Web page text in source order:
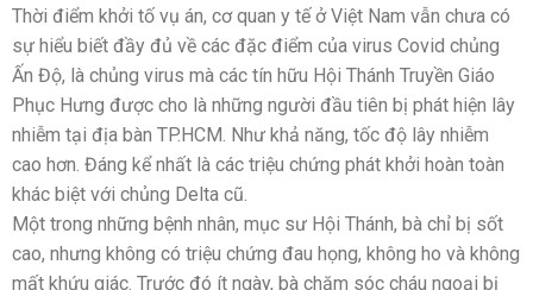
Thời điểm khởi tố vụ án, cơ quan y tế ở Việt Nam vẫn chưa có
sự hiểu biết đầy đủ về các đặc điểm của virus Covid chủng
Ấn Độ, là chủng virus mà các tín hữu Hội Thánh Truyền Giáo
Phục Hưng được cho là những người đầu tiên bị phát hiện lây
nhiễm tại địa bàn TP.HCM. Như khả năng, tốc độ lây nhiễm
cao hơn. Đáng kể nhất là các triệu chứng phát khởi hoàn toàn
khác biệt với chủng Delta cũ.
Một trong những bệnh nhân, mục sư Hội Thánh, bà chỉ bị sốt
cao, nhưng không có triệu chứng đau họng, không ho và không
mất khứu giác. Trước đó ít ngày, bà chăm sóc cháu ngoại bị